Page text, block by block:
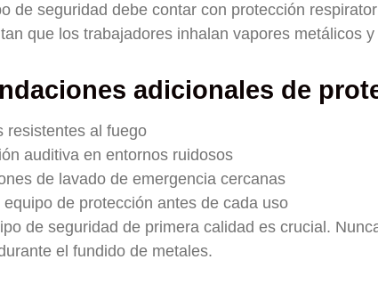
de seguridad debe contar con protección
que los trabajadores inhalan vapores metálicos
adicionales de
resistentes al fuego
auditiva en entornos ruidosos
de lavado de emergencia cercanas
de protección antes de cada uso
de seguridad de primera calidad es crucial.
el fundido de metales.